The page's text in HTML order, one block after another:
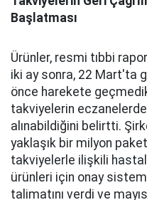
Başlatması
Ürünler, resmi tıbbi
iki ay sonra, 22 Mart'ta
önce harekete
takviyelerin
alınabildiğini belirtti.
yaklaşık bir milyon
takviyelerle ilişkili
ürünleri için onay
talimatını verdi ve